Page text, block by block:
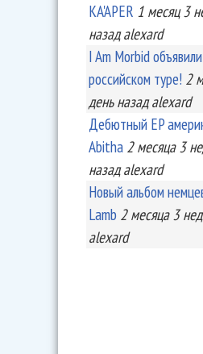
KA'APER 1 месяц 3
назад alexard
I Am Morbid
российском туре! 2
деньназад alexard
Дебютный EP
Abitha 2 месяца 3
назад alexard
Новый альбом
Lamb 2 месяца 3
alexard